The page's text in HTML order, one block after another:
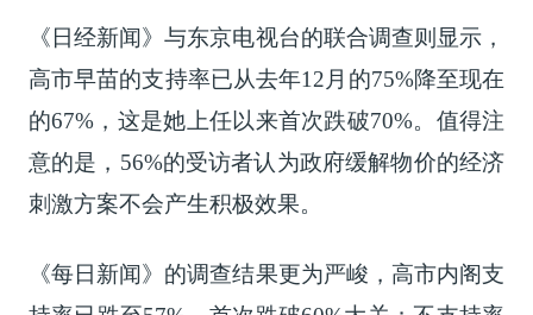
《日经新闻》与东京电视台的联合调查则显示，
高市早苗的支持率已从去年12月的75%降至现在
的67%，这是她上任以来首次跌破70%。值得注
意的是，56%的受访者认为政府缓解物价的经济
刺激方案不会产生积极效果。
《每日新闻》的调查结果更为严峻，高市内阁支